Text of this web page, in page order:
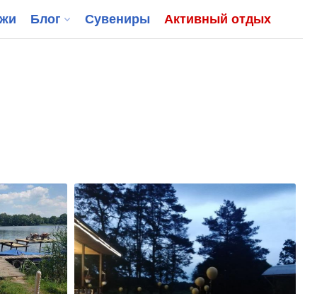
Блог Сувениры Активный отдых